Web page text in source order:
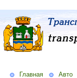
Главная Авто